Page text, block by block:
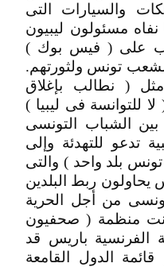
والسيارات التى
مسئولون ليبيون
على ( فيس بوك )
تونس ولثورتهم.
( نطالب بإغلاق
للتوانسة فى ليبيا )
الشباب التونسى
تدعو للتهدئة وإلى
تونس بلد واحد ) والتى
ربط البلدين
من أجل الحرية
منظمة ( صحفيون
الفرنسية باريس قد
ليبيا من قائمة الدول القامعة